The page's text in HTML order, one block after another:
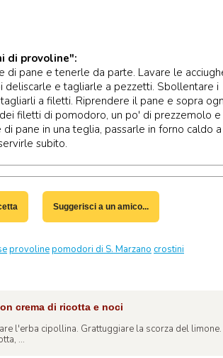
di provoline":
pane e tenerle da parte. Lavare le
e tagliarle a pezzetti. Sbollentare i
a filetti. Riprendere il pane e sopra
filetti di pomodoro, un po' di prezzemolo e
pane in una teglia, passarle in forno caldo
subito.
Suggerisci a un amico...
provolinepomodori di S. Marzano crostini
crema di ricotta e noci
l'erba cipollina. Grattuggiare la scorza del limone.
...